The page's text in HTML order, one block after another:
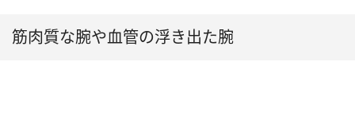
筋肉質な腕や血管の浮き出た腕